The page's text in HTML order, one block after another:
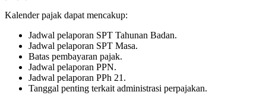
Kalender pajak dapat mencakup:
Jadwal pelaporan SPT Tahunan Badan.
Jadwal pelaporan SPT Masa.
Batas pembayaran pajak.
Jadwal pelaporan PPN.
Jadwal pelaporan PPh 21.
Tanggal penting terkait administrasi perpajakan.